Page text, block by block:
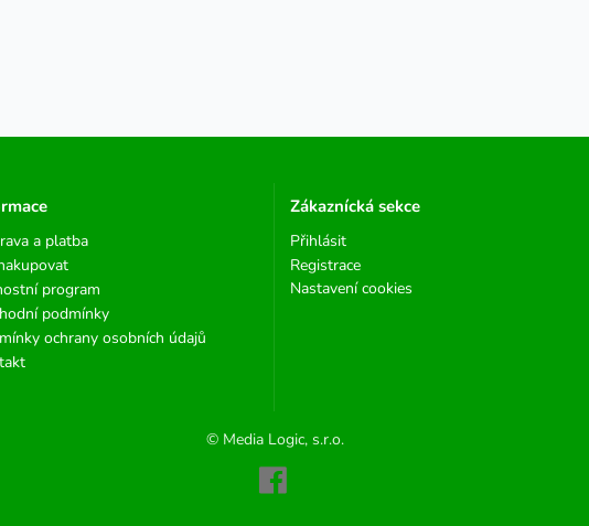
a platba
program
podmínky
ochrany osobních údajů
Zákaznícká sekce
Přihlásit
Registrace
Nastavení cookies
© Media Logic, s.r.o.